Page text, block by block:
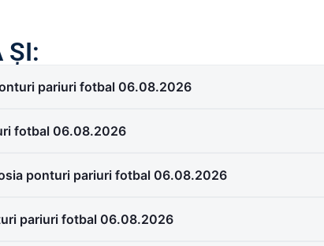
ȘI:
pariuri fotbal 06.08.2026
fotbal 06.08.2026
ponturi pariuri fotbal 06.08.2026
pariuri fotbal 06.08.2026